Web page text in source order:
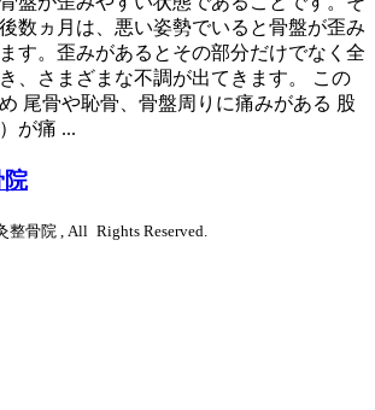
数ヵ月は、悪い姿勢でいると骨盤が歪み
す。歪みがあるとその部分だけでなく全
、さまざまな不調が出てきます。 この
尾骨や恥骨、骨盤周りに痛みがある 股
が痛 ...
院
骨院 , All Rights Reserved.